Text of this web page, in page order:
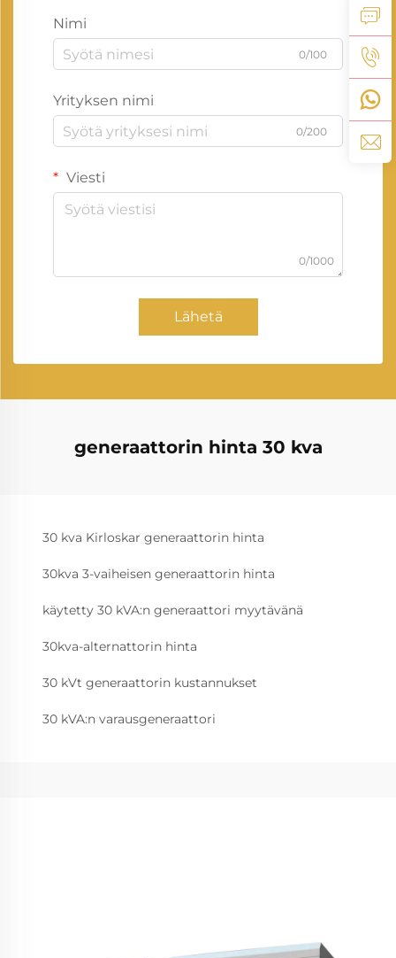
Nimi
0/100
Yrityksen nimi
0/200
Viesti
0/1000
Lähetä
generaattorin hinta 30 kva
30 kva Kirloskar generaattorin hinta
30kva 3-vaiheisen generaattorin hinta
käytetty 30 kVA:n generaattori myytävänä
30kva-alternattorin hinta
30 kVt generaattorin kustannukset
30 kVA:n varausgeneraattori